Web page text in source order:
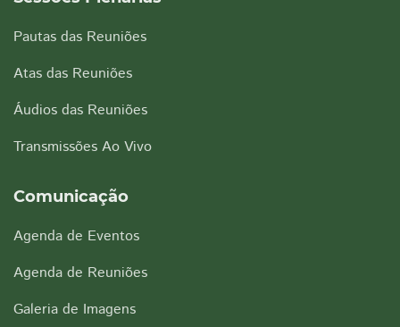
Pautas das Reuniões
Atas das Reuniões
Áudios das Reuniões
Transmissões Ao Vivo
Comunicação
Agenda de Eventos
Agenda de Reuniões
Galeria de Imagens